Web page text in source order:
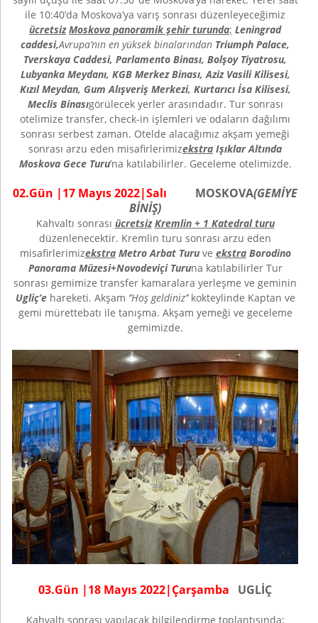
ile 10:40’da Moskova’ya varış sonrası düzenleyeceğimiz
ücretsiz Moskova panoramik şehir turunda; Leningrad
caddesi,Avrupa’nın en yüksek binalarından Triumph Palace,
Tverskaya Caddesi, Parlamento Binası, Bolşoy Tiyatrosu,
Lubyanka Meydanı, KGB Merkez Binası, Aziz Vasili Kilisesi,
Kızıl Meydan, Gum Alışveriş Merkezi, Kurtarıcı İsa Kilisesi,
Meclis Binasıgörülecek yerler arasındadır. Tur sonrası
otelimize transfer, check-in işlemleri ve odaların dağılımı
sonrası serbest zaman. Otelde alacağımız akşam yemeği
sonrası arzu eden misafirlerimizekstra Işıklar Altında
Moskova Gece Turu’na katılabilirler. Geceleme otelimizde.
02.Gün |17 Mayıs2022|Salı MOSKOVA(GEMİYE
BİNİŞ)
Kahvaltı sonrası ücretsiz Kremlin + 1 Katedral turu
düzenlenecektir. Kremlin turu sonrası arzu eden
misafirlerimizekstra Metro Arbat Turuve ekstra Borodino
Panorama Müzesi+Novodeviçi Turuna katılabilirler Tur
sonrası gemimize transfer kamaralara yerleşme ve geminin
Ugliç’e hareketi. Akşam ‘’Hoş geldiniz’’kokteylinde Kaptan ve
gemi mürettebatı ile tanışma. Akşam yemeği ve geceleme
gemimizde.
03.Gün |18 Mayıs2022|Çarşamba UGLİÇ
Kahvaltı sonrası yapılacak bilgilendirme toplantısında;